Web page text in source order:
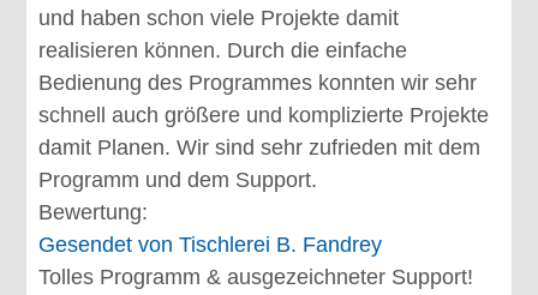
und haben schon viele Projekte damit
realisieren können. Durch die einfache
Bedienung des Programmes konnten wir sehr
schnell auch größere und komplizierte Projekte
damit Planen. Wir sind sehr zufrieden mit dem
Programm und dem Support.
Bewertung:
Gesendet vonTischlerei B. Fandrey
Tolles Programm & ausgezeichneter Support!